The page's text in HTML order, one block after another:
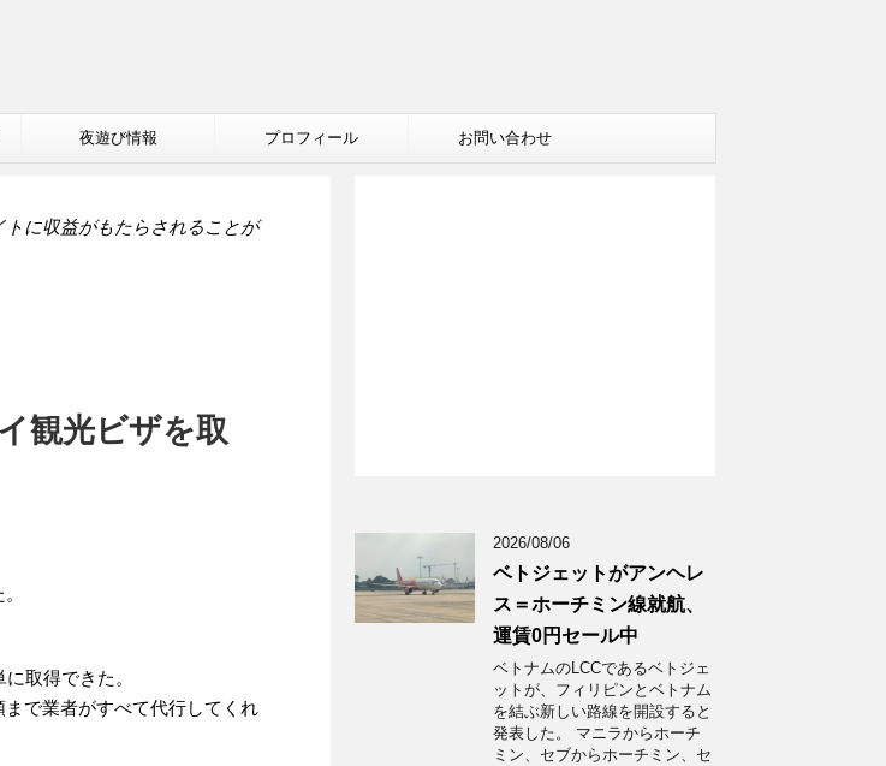
夜遊び情報 プロフィール お問い合わせ
に収益がもたらされることが
観光ビザを取
取得できた。
で業者がすべて代行してくれ
2026/08/06
ベトジェットがアンヘレ
ス＝ホーチミン線就航、
運賃0円セール中
ベトナムのLCCであるベトジェ
ットが、フィリピンとベトナム
を結ぶ新しい路線を開設すると
発表した。 マニラからホーチ
ミン、セブからホーチミン、セ